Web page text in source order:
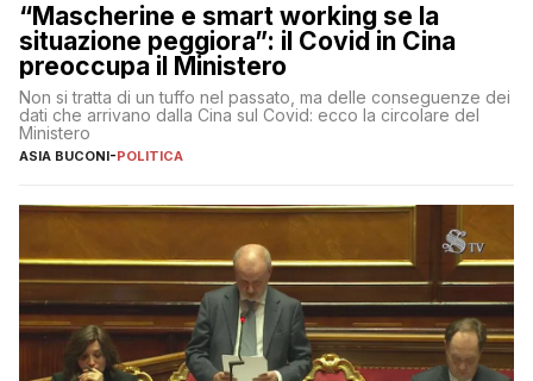
“Mascherine e smart working se la
situazione peggiora”: il Covid in Cina
preoccupa il Ministero
Non si tratta di un tuffo nel passato, ma delle conseguenze dei
dati che arrivano dalla Cina sul Covid: ecco la circolare del
Ministero
ASIA BUCONI-POLITICA